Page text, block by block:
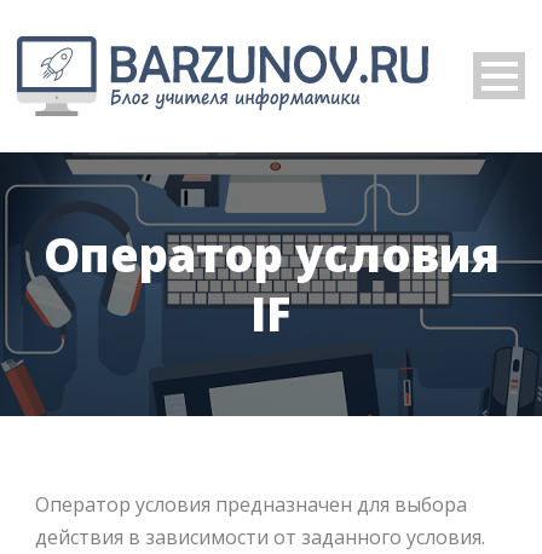
Оператор условия
IF
Оператор условия предназначен для выбора
действия в зависимости от заданного условия.